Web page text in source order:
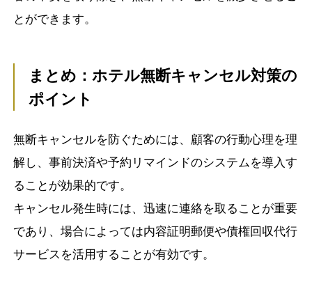
とができます。
まとめ：ホテル無断キャンセル対策の
ポイント
無断キャンセルを防ぐためには、顧客の行動心理を理
解し、事前決済や予約リマインドのシステムを導入す
ることが効果的です。
キャンセル発生時には、迅速に連絡を取ることが重要
であり、場合によっては内容証明郵便や債権回収代行
サービスを活用することが有効です。